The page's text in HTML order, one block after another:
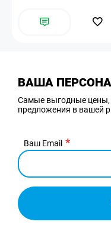
ВАША
Самые выгодные цены,
предложения в вашей
Ваш Email